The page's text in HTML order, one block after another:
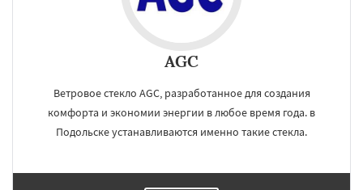
AGC
Ветровое стекло AGC, разработанное для создания
комфорта и экономии энергии в любое время года. в
Подольске устанавливаются именно такие стекла.